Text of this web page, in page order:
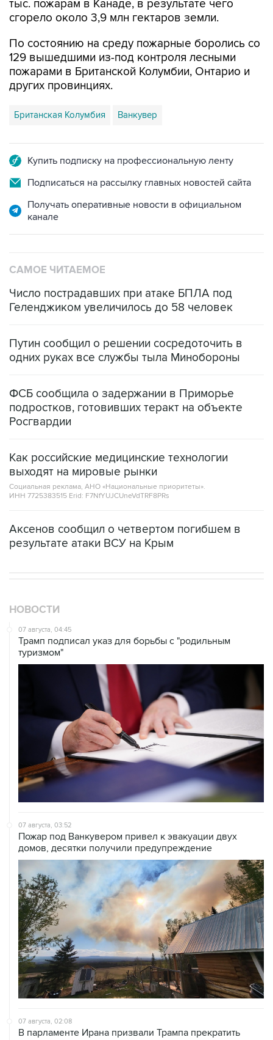
По состоянию на среду пожарные боролись со
пожарами в Британской Колумбии, Онтарио и
других провинциях.
Британская Колумбия
Подписаться на рассылку главных новостей сайта
Получать оперативные новости в официальном
канале
Число пострадавших при атаке БПЛА под
Путин сообщил о решении сосредоточить в
ФСБ сообщила о задержании в Приморье
Росгвардии
Как российские медицинские технологии
Социальная реклама, АНО «Национальные приоритеты».
ИНН 7725383515 Erid: F7NfYUJCUneVdTRF8PRs
07 августа, 04:45
Трамп подписал указ для борьбы с "родильным
туризмом"
домов, десятки получили предупреждение
07 августа, 02:08
"театр" и выполнить обязательства